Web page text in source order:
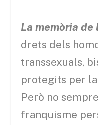
La memòria de
drets dels
transsexuals,
protegits per
Però no
franquisme